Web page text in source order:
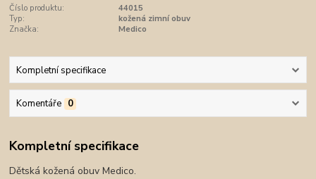
Číslo produktu:
44015
Typ:
kožená zimní obuv
Značka:
Medico
Kompletní specifikace
Komentáře 0
Kompletní specifikace
Dětská kožená obuv Medico.